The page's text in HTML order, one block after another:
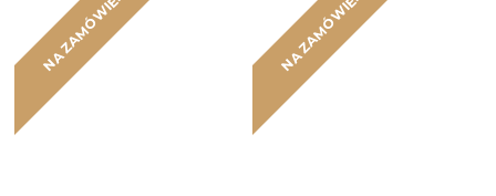
NA ZAMÓWIENIE NA ZAMÓWIENIE